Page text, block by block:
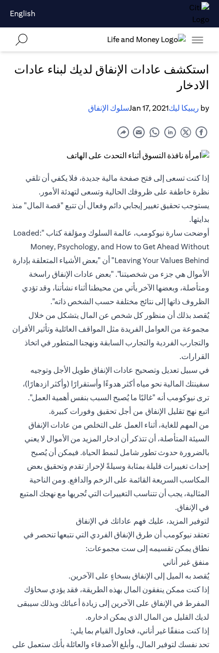
English
استكشف عادات الإنفاق لديك لبناء عادات
الادخار
by ريبيكا ليكJan 17, 2021سلوك الإنفاق
إذا كنت تسعى إلى فتح صفحة مالية جديدة، فلا يكفي أن تلقي
نظرة خاطفة على ظروفك الحالية وتسعى لتهدئة الأمور.
يستوجب تحقيق تغيير إيجابي دائم وفعال أن تتبع "قصة المال" منذ
بدايتها.
أوضحت سارة نيوكومب، عالمة السلوك ومؤلفة كتاب "Loaded:
Money, Psychology, and How to Get Ahead Without
Leaving Your Values Behind" أن "بعض الأشياء المتعلقة بإدارة
الأموال هي جزء من شخصيتنا". "بعض عادات الإنفاق راسخة
ومتأصلة، وبعضها الآخر يأتي من محيطنا أثناء نشأتنا، وقد تؤدي
الظروف ذاتها إلى نتائج مختلفة حسب الشخص ذاته".
يُقصد بذلك أن منظور كل شخص عن المال يتشكل من خلال
مجموعة من العوامل الفريدة مثل المواقف العائلية وتأثير الأقران
والتجارب الفردية والتجارب السابقة ونهجنا المتطور في اتخاذ
القرارات.
في سبيل تعديل وتصحيح عادات الإنفاق طويل الأجل وتوجيه
سفينتك المالية نحو مياه أكثر هدوءًا وأستقرارًا (وأكثر ازدهارًا)،
ترى نيوكومب أنه "غالبًا ما يُصبح السبب بنفس أهمية العمل".
اتبع نهج تقليل الإنفاق من أجل تحقيق وفورات كبيرة.
من المهم للغاية، أثناء العمل على التخلص من عادات الإنفاق
السيئة المتأصلة، أن تتذكر أن ادخار المزيد من الأموال لا يعني
بالضرورة حدوث تطور شامل لنمط الحياة. فيمكن أن يُصبح
إحداث تغييرات قليلة بمثابة وسيلةً لإحراز تقدم وتحقيق بعض
المكاسب السريعة القائمة على الزخم والدافع. ومن الناحية
المثالية، يجب أن تتناسب التغييرات التي تُجريها مع نهجك المتبع
في الإنفاق.
لتوفير المزيد، عليك فهم عاداتك في الإنفاق
تعتقد نيوكومب أن طرق الإنفاق الفردي التي نتبعها تنحصر في
نطاق يمكن تقسيمه إلى ست مجموعات:
منفق غير أناني
يُقصد به الميل إلى الإنفاق بسخاءٍ على الآخرين.
إذا كنت ممكن ينفقون المال بهذه الطريقة، فقد يؤدي سخاؤك
المفرط في الإنفاق على الآخرين إلى زيادة أعبائك وبذلك سيبقى
لديك القليل من المال الذي يمكن ادخاره.
إذا كنت منفقًا غير أناني، فحاول القيام بما يلي:
تحد نفسك لتوفير المال، وأبلغ الأصدقاء والعائلة بأنك ستعمل على